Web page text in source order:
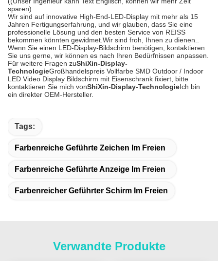
sparen)
Wir sind auf innovative High-End-LED-Display mit mehr als 15
Jahren Fertigungserfahrung, und wir glauben, dass Sie eine
professionelle Lösung und den besten Service von REISS
bekommen könnten gewidmet.Wir sind froh, Ihnen zu dienen..
Wenn Sie einen LED-Display-Bildschirm benötigen, kontaktieren
Sie uns gerne, wir können es nach Ihren Bedürfnissen anpassen.
Für weitere Fragen zuShiXin-Display-
TechnologieGroßhandelspreis Vollfarbe SMD Outdoor / Indoor
LED Video Display Bildschirm mit Eisenschrank fixiert, bitte
kontaktieren Sie mich vonShiXin-Display-TechnologieIch bin
ein direkter OEM-Hersteller.
Tags:
Farbenreiche Geführte Zeichen Im Freien
Farbenreiche Geführte Anzeige Im Freien
Farbenreicher Geführter Schirm Im Freien
Verwandte Produkte